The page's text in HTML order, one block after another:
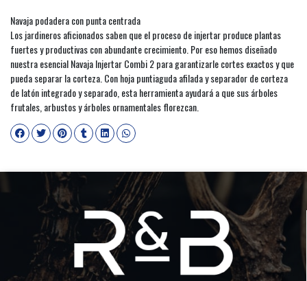
Navaja podadera con punta centrada
Los jardineros aficionados saben que el proceso de injertar produce plantas
fuertes y productivas con abundante crecimiento. Por eso hemos diseñado
nuestra esencial Navaja Injertar Combi 2 para garantizarle cortes exactos y que
pueda separar la corteza. Con hoja puntiaguda afilada y separador de corteza
de latón integrado y separado, esta herramienta ayudará a que sus árboles
frutales, arbustos y árboles ornamentales florezcan.